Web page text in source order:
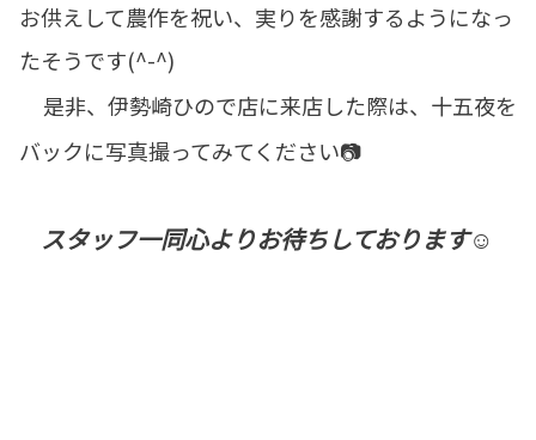
お供えして農作を祝い、実りを感謝するようになっ
たそうです(^-^)
是非、伊勢崎ひので店に来店した際は、十五夜を
バックに写真撮ってみてください📷
スタッフ一同心よりお待ちしております☺